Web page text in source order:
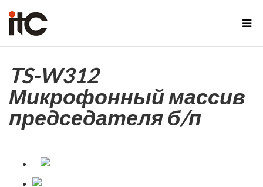
TS-W312
Микрофонный массив
председателя б/п